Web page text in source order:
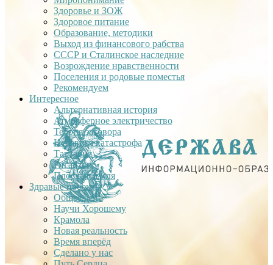
Здоровье и ЗОЖ
Здоровое питание
Образование, методики
Выход из финансового рабства
СССР и Сталинское наследние
Возрождение нравственности
Поселения и родовые поместья
Рекомендуем
Интересное
Альтернативная история
Атмосферное электричество
Теория заговора
Недавняя катастрофа
Тартария
Гиганты
Плоская Земля
Здравые проекты
Общее дело
Научи Хорошему
Крамола
Новая реальность
Время вперёд
Сделано у нас